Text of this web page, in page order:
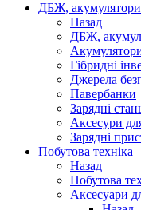
ДБЖ, акумулятори
Назад
ДБЖ,
Гібридні
Джерела
Павербанки
Зарядні
Аксесури
Зарядні
Побутова техніка
Назад
Побутова
Аксесуари